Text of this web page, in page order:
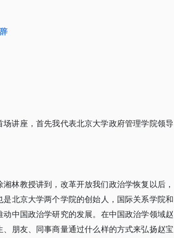
讲座，首先我代表北京大学政府管理学院领导
林教授讲到，改革开放我们政治学恢复以后，
北京大学两个学院的创始人，国际关系学院和
中国政治学研究的发展。在中国政治学领域赵
朋友、同事商量通过什么样的方式来弘扬赵宝